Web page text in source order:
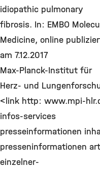
idiopathic pulmonary
fibrosis. In: EMBO
Medicine, online
am 7.12.2017
Max-Planck-Institut für
Herz- und
<link http: www.mpi-
infos-services
presseinformationen
presseninformationen
einzelner-